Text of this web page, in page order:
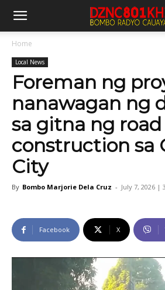
Home
Local News
Foreman ng
nanawagan ng
sa gitna ng road
construction sa
City
By Bombo Marjorie Dela Cruz - July 7, 2026 |
Facebook X